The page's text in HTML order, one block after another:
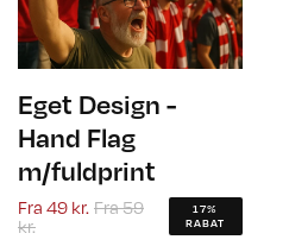
Eget Design -
Hand Flag
m/fuldprint
Fra 49 kr. Fra59
kr.
17%
RABAT